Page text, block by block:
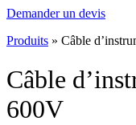
Demander un devis
Produits » Câble
Câble
600V